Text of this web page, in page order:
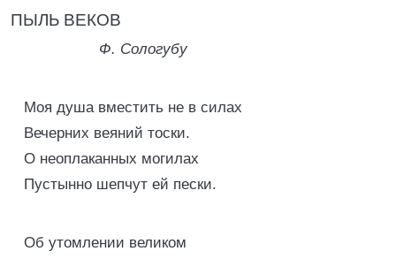
ПЫЛЬ ВЕКОВ
Ф. Сологубу
Моя душа вместить не в силах
Вечерних веяний тоски.
О неоплаканных могилах
Пустынно шепчут ей пески.
Об утомлении великом